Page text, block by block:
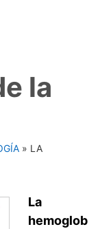
la
» LA
La
hemoglob